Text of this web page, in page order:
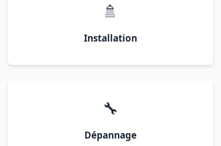
🚿
Installation
🔧
Dépannage